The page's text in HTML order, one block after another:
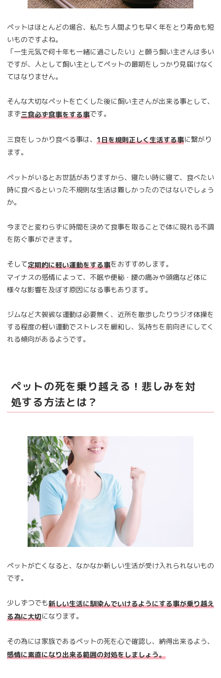
ペットはほとんどの場合、私たち人間よりも早く年をとり寿命も短
いものですよね。
「一生元気で何十年も一緒に過ごしたい」と願う飼い主さんは多い
ですが、人として飼い主としてペットの最期をしっかり見届けなく
てはなりません。
そんな大切なペットを亡くした後に飼い主さんが出来る事として、
まず三食必ず食事をする事です。
三食をしっかり食べる事は、 1日を規則正しく生活する事に繋がり
ます。
ペットがいるとお世話がありますから、寝たい時に寝て、食べたい
時に食べるといった不規則な生活は難しかったのではないでしょう
か。
今までと変わらずに時間を決めて食事を取ることで体に現れる不調
を防ぐ事ができます。
そして定期的に軽い運動をする事をおすすめします。
マイナスの感情によって、不眠や便秘・腰の痛みや頭痛など体に
様々な影響を及ぼす原因になる事もあります。
ジムなど大袈裟な運動は必要無く、近所を散歩したりラジオ体操を
する程度の軽い運動でストレスを緩和し、気持ちを前向きにしてく
れる傾向があるようです。
ペットの死を乗り越える！悲しみを対
処する方法とは？
ペットが亡くなると、なかなか新しい生活が受け入れられないもの
です。
少しずつでも新しい生活に馴染んでいけるようにする事が乗り越え
る為に大切になります。
その為には家族であるペットの死を心で確認し、納得出来るよう、
感情に素直になり出来る範囲の対処をしましょう。